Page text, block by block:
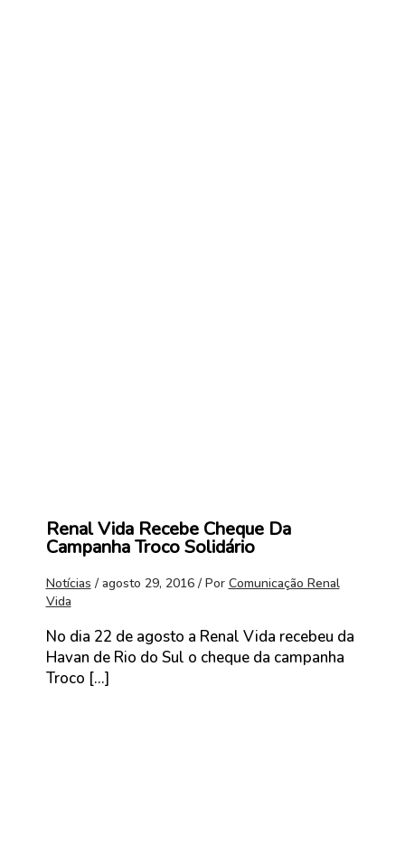
Renal Vida Recebe Cheque Da
Campanha Troco Solidário
Notícias / agosto 29, 2016 / Por Comunicação Renal
Vida
No dia 22 de agosto a Renal Vida recebeu da
Havan de Rio do Sul o cheque da campanha
Troco […]